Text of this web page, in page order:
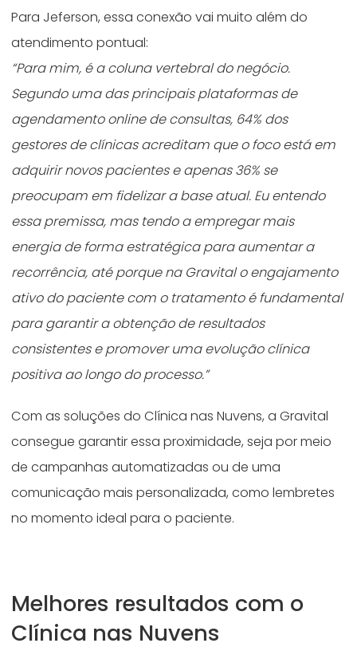
Para Jeferson, essa conexão vai muito além do
atendimento pontual:
“Para mim, é a coluna vertebral do negócio.
Segundo uma das principais plataformas de
agendamento online de consultas, 64% dos
gestores de clínicas acreditam que o foco está em
adquirir novos pacientes e apenas 36% se
preocupam em fidelizar a base atual. Eu entendo
essa premissa, mas tendo a empregar mais
energia de forma estratégica para aumentar a
recorrência, até porque na Gravital o engajamento
ativo do paciente com o tratamento é fundamental
para garantir a obtenção de resultados
consistentes e promover uma evolução clínica
positiva ao longo do processo.”
Com as soluções do Clínica nas Nuvens, a Gravital
consegue garantir essa proximidade, seja por meio
de campanhas automatizadas ou de uma
comunicação mais personalizada, como lembretes
no momento ideal para o paciente.
Melhores resultados com o
Clínica nas Nuvens